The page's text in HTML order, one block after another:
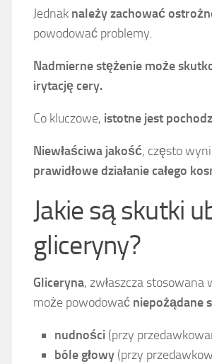
Jednak należy zachować
powodować problemy.
Nadmierne stężenie może
irytację cery.
Co kluczowe, istotne jest
Niewłaściwa jakość, często
prawidłowe działanie całego
Jakie są skutki
gliceryny?
Gliceryna, zwłaszcza stosowana
może powodować niepożądane
nudności (przy
bóle głowy (przy